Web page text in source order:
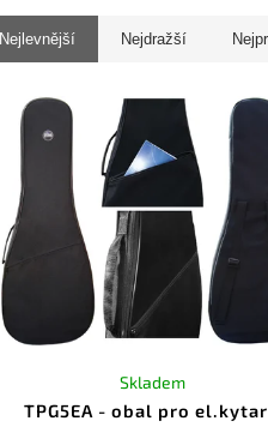
Nejlevnější Nejdražší
TPG5EA - obal pro
Skladem